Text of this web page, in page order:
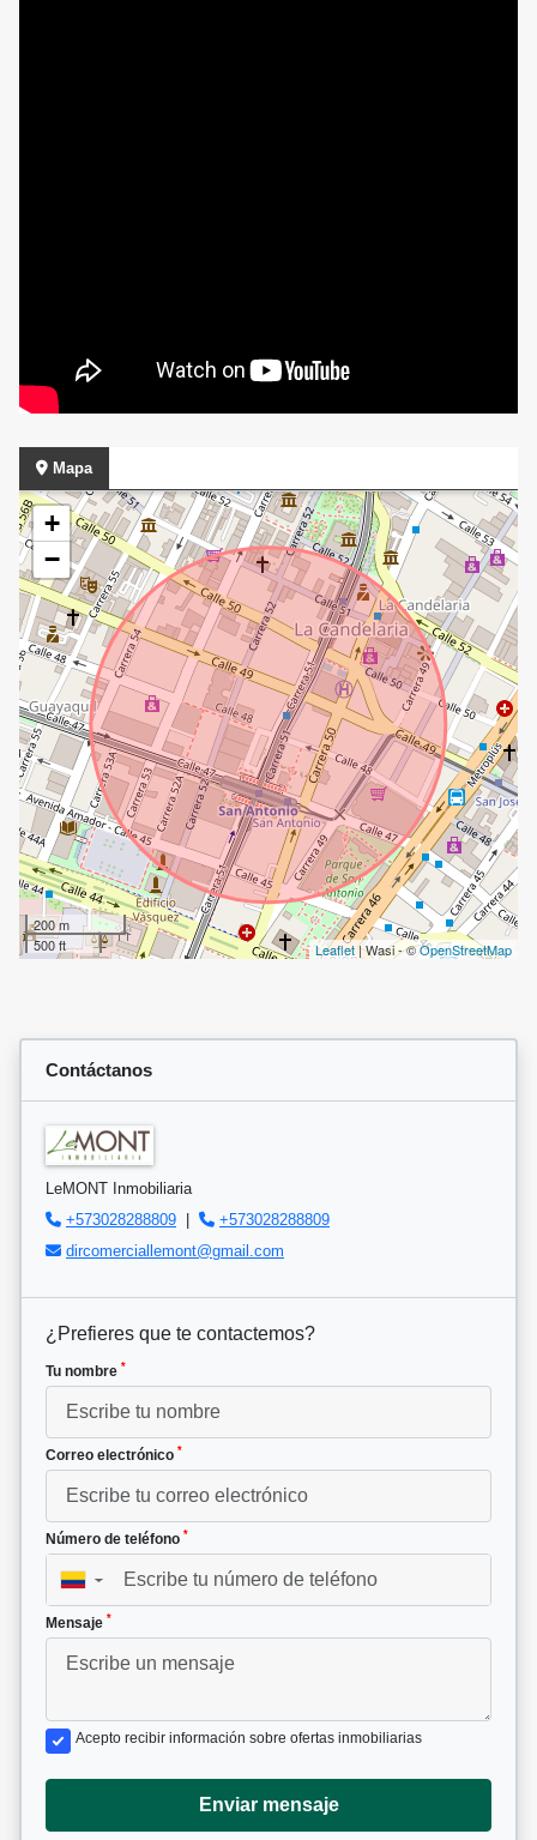
Mapa
+
−
200 m
500 ft
Leaflet| Wasi - ©OpenStreetMap
Contáctanos
LeMONT Inmobiliaria
+573028288809 |
+573028288809
dircomerciallemont@gmail.com
¿Prefieres que te contactemos?
Tu nombre *
Correo electrónico *
Número de teléfono *
▼
Mensaje *
Acepto recibir información sobre ofertas inmobiliarias
Enviar mensaje